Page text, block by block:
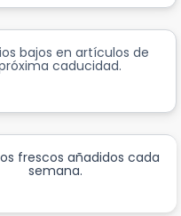
bajos en artículos de
caducidad.
frescos añadidos cada
semana.